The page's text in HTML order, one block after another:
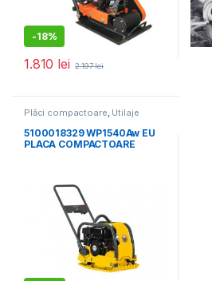
-18%
1.810 lei 2.197lei
Plăci compactoare, Utilaje
5100018329 WP1540Aw EU
PLACA COMPACTOARE
REZERVOR DE APA